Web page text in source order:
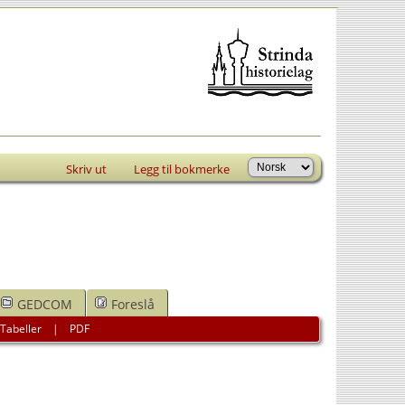
Skriv ut Legg til bokmerke
GEDCOM Foreslå
Tabeller | PDF